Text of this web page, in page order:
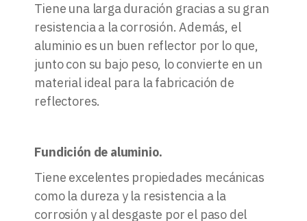
Tiene una larga duración gracias a su gran
resistencia a la corrosión. Además, el
aluminio es un buen reflector por lo que,
junto con su bajo peso, lo convierte en un
material ideal para la fabricación de
reflectores.
Fundición de aluminio.
Tiene excelentes propiedades mecánicas
como la dureza y la resistencia a la
corrosión y al desgaste por el paso del